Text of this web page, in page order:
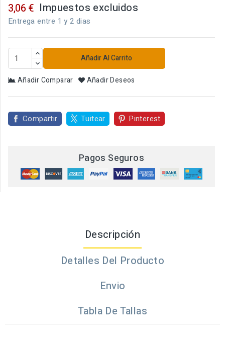
3,06 € Impuestos excluidos
Entrega entre 1 y 2 dias
Añadir Al Carrito
Añadir Comparar Añadir Deseos
Compartir Tuitear Pinterest
Pagos Seguros
Descripción
Detalles Del Producto
Envio
Tabla De Tallas